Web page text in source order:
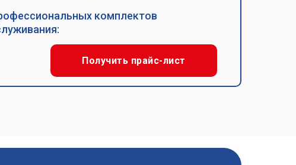
Получить прайс-лист
комплектов